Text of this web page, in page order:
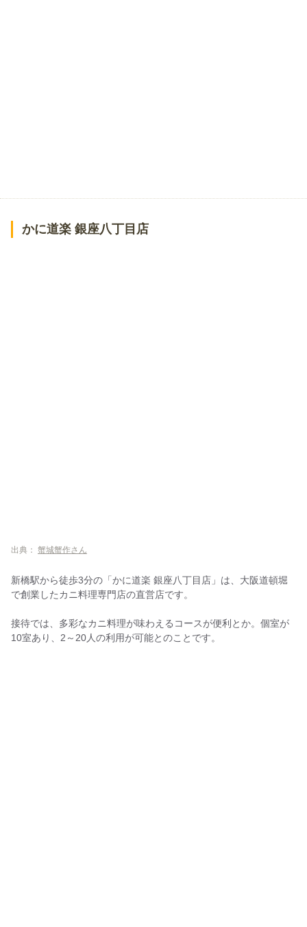
かに道楽 銀座八丁目店
出典： 蟹城蟹作さん
新橋駅から徒歩3分の「かに道楽 銀座八丁目店」は、大阪道頓堀
で創業したカニ料理専門店の直営店です。
接待では、多彩なカニ料理が味わえるコースが便利とか。個室が
10室あり、2～20人の利用が可能とのことです。